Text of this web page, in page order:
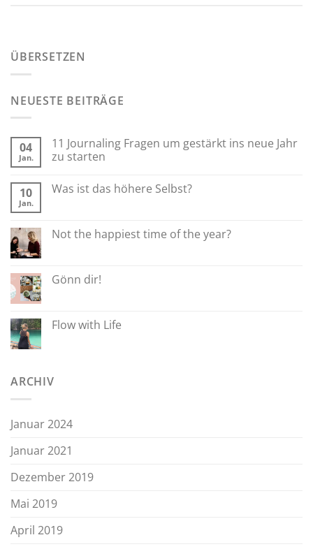
ÜBERSETZEN
NEUESTE BEITRÄGE
04
Jan.
11 Journaling Fragen um gestärkt ins neue Jahr
zu starten
10
Jan.
Was ist das höhere Selbst?
Not the happiest time of the year?
Gönn dir!
Flow with Life
ARCHIV
Januar 2024
Januar 2021
Dezember 2019
Mai 2019
April 2019